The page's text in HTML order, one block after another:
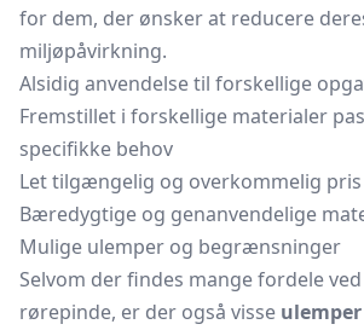
for dem, der ønsker at reducere
miljøpåvirkning.
Alsidig anvendelse til forskellige
Fremstillet i forskellige materialer
specifikke behov
Let tilgængelig og overkommelig pris
Bæredygtige og genanvendelige
Mulige ulemper og begrænsninger
Selvom der findes mange fordele
rørepinde, er der også visse